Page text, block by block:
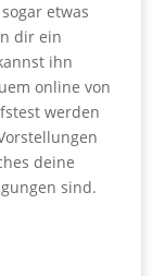
etwas
dir ein
ihn
online von
werden
deine
sind.